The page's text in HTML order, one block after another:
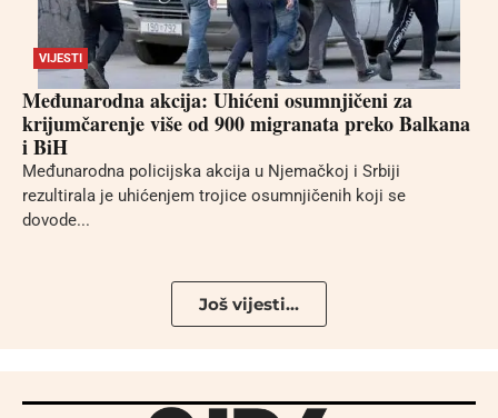
VIJESTI
Međunarodna akcija: Uhićeni osumnjičeni za
krijumčarenje više od 900 migranata preko Balkana
i BiH
Međunarodna policijska akcija u Njemačkoj i Srbiji
rezultirala je uhićenjem trojice osumnjičenih koji se
dovode...
Još vijesti...